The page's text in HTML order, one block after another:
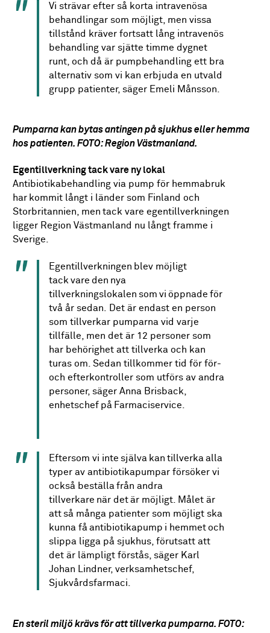
Vi strävar efter så korta intravenösa
behandlingar som möjligt, men vissa
tillstånd kräver fortsatt lång intravenös
behandling var sjätte timme dygnet
runt, och då är pumpbehandling ett bra
alternativ som vi kan erbjuda en utvald
grupp patienter, säger Emeli Månsson.
Pumparna kan bytas antingen på sjukhus eller hemma
hos patienten. FOTO: Region Västmanland.
Egentillverkning tack vare ny lokal
Antibiotikabehandling via pump för hemmabruk
har kommit långt i länder som Finland och
Storbritannien, men tack vare egentillverkningen
ligger Region Västmanland nu långt framme i
Sverige.
Egentillverkningen blev möjligt
tackvare den nya
tillverkningslokalen som vi öppnade för
två år sedan. Det är endast en person
som tillverkar pumparna vid varje
tillfälle, men det är 12 personer som
har behörighet att tillverka och kan
turas om. Sedan tillkommer tid för för-
och efterkontroller som utförs av andra
personer, säger Anna Brisback,
enhetschef på Farmaciservice.
Eftersom vi inte själva kan tillverka alla
typer av antibiotikapumpar försöker vi
också beställa från andra
tillverkare när det är möjligt. Målet är
att så många patienter som möjligt ska
kunna få antibiotikapump i hemmet och
slippa ligga på sjukhus, förutsatt att
det är lämpligt förstås, säger Karl
Johan Lindner, verksamhetschef,
Sjukvårdsfarmaci.
En steril miljö krävs för att tillverka pumparna. FOTO: